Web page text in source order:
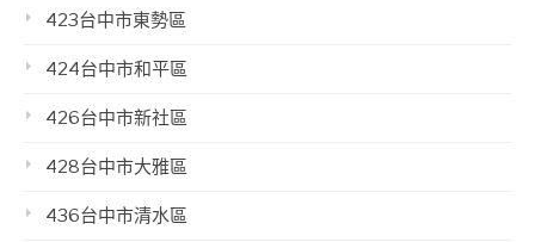
423台中市東勢區
424台中市和平區
426台中市新社區
428台中市大雅區
436台中市清水區